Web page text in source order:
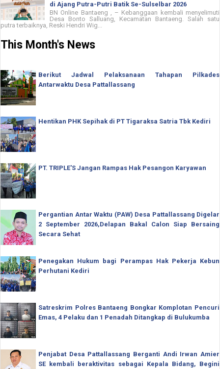
di Ajang Putra-Putri Batik Se-Sulselbar 2026
BN Online Bantaeng , – Kebanggaan kembali menyelimuti
Desa Bonto Salluang, Kecamatan Bantaeng. Salah satu
putra terbaiknya, Reski Hendri Wig...
This Month's News
Berikut Jadwal Pelaksanaan Tahapan Pilkades
Antarwaktu Desa Pattallassang
Hentikan PHK Sepihak di PT Tigaraksa Satria Tbk Kediri
PT. TRIPLE'S Jangan Rampas Hak Pesangon Karyawan
Pergantian Antar Waktu (PAW) Desa Pattallassang Digelar
2 September 2026,Delapan Bakal Calon Siap Bersaing
Secara Sehat
Penegakan Hukum bagi Perampas Hak Pekerja Kebun
Perhutani Kediri
Satreskrim Polres Bantaeng Bongkar Komplotan Pencuri
Emas, 4 Pelaku dan 1 Penadah Ditangkap di Bulukumba
Penjabat Desa Pattallassang Berganti Andi Irwan Amier
SE kembali beraktivitas sebagai Kepala Bidang, Begini